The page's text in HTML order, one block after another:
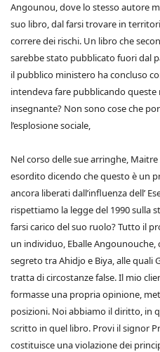
Angounou, dove lo stesso autore
suo libro, dal farsi trovare in
correre dei rischi. Un libro che
sarebbe stato pubblicato fuori dal
il pubblico ministero ha concluso
intendeva fare pubblicando
insegnante? Non sono cose che
l’esplosione sociale,
Nel corso delle sue arringhe,
esordito dicendo che questo è un
ancora liberati dall’influenza dell’
rispettiamo la legge del 1990 sulla
farsi carico del suo ruolo? Tutto il
un individuo, Eballe
segreto tra Ahidjo e Biya, alle quali
tratta di circostanze false. Il mio
formasse una propria opinione,
posizioni. Noi abbiamo il diritto, in
scritto in quel libro. Provi il signor
costituisce una violazione dei